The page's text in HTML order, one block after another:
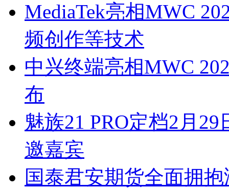
MediaTek亮相MWC
频创作等技术
中兴终端亮相MWC
布
魅族21 PRO定档2月
邀嘉宾
国泰君安期货全面拥